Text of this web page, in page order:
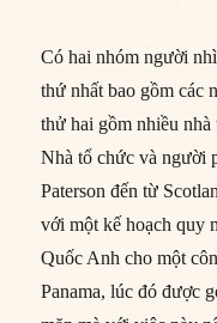
Có hai nhóm người
thứ nhất bao gồm các
thử hai gồm nhiều
Nhà tổ chức và người
Paterson đến từ
với một kế hoạch quy
Quốc Anh cho một
Panama, lúc đó được